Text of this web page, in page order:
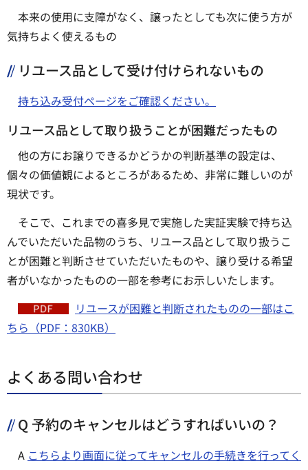
本来の使用に支障がなく、譲ったとしても次に使う方が
気持ちよく使えるもの
リユース品として受け付けられないもの
持ち込み受付ページをご確認ください。
リユース品として取り扱うことが困難だったもの
他の方にお譲りできるかどうかの判断基準の設定は、
個々の価値観によるところがあるため、非常に難しいのが
現状です。
そこで、これまでの喜多見で実施した実証実験で持ち込
んでいただいた品物のうち、リユース品として取り扱うこ
とが困難と判断させていただいたものや、譲り受ける希望
者がいなかったものの一部を参考にお示しいたします。
リユースが困難と判断されたものの一部はこ
ちら（PDF：830KB）
よくある問い合わせ
Q 予約のキャンセルはどうすればいいの？
A こちらより画面に従ってキャンセルの手続きを行ってく